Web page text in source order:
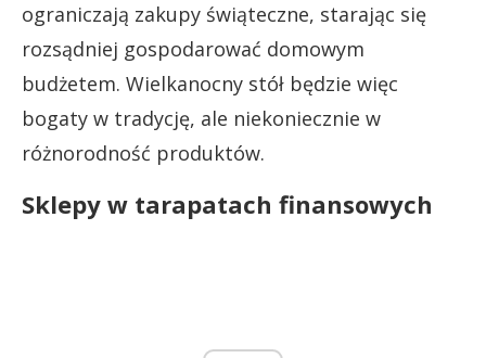
ograniczają zakupy świąteczne, starając się
rozsądniej gospodarować domowym
budżetem. Wielkanocny stół będzie więc
bogaty w tradycję, ale niekoniecznie w
różnorodność produktów.
Sklepy w tarapatach finansowych